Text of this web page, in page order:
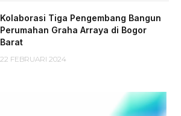
Kolaborasi Tiga Pengembang Bangun
Perumahan Graha Arraya di Bogor
Barat
22 FEBRUARI 2024